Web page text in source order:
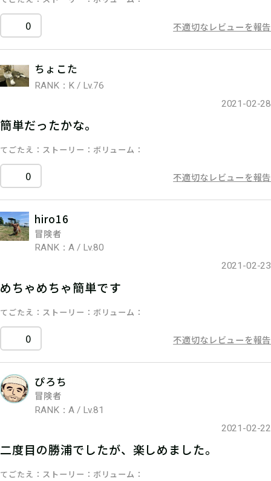
0 不適切なレビューを報告
ちょこた
RANK：K / Lv.76
2021-02-28
簡単だったかな。
てごたえ ストーリー ボリューム
0 不適切なレビューを報告
hiro16
冒険者
RANK：A / Lv.80
2021-02-23
めちゃめちゃ簡単です
てごたえ ストーリー ボリューム
0 不適切なレビューを報告
ぴろち
冒険者
RANK：A / Lv.81
2021-02-22
二度目の勝浦でしたが、楽しめました。
てごたえ ストーリー ボリューム